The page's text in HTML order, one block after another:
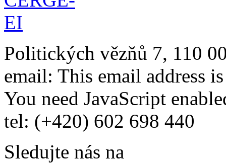
Politických vězňů 7, 110
email: This email address
You need JavaScript
tel: (+420) 602 698 440
Sledujte nás na